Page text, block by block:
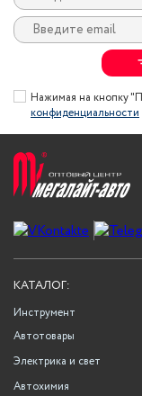
Нажимая на кнопку
конфиденциальности
КАТАЛОГ:
Инструмент
Автотовары
Электрика и свет
Автохимия